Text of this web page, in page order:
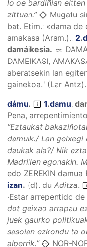
lo oe bardiñian
zittuan.”
Mugatu
bat. Etim.: «dama de
amakasa (Aram.).. 2.
damáikesia.
DAMEIKASI,
aberatsekin lan
gainekoa." (Lar Antz).
dámu. 1.damu,
Pena,
“Eztaukat
damuik./ Lan geixegi
daukak ala?/ Nik
Madrillen egonakin.
edo ZEREKIN damua
izan. (d). du Aditza.
·Estar arrepentido de
dot geixao arrapau
juek gaurko
sasoian ezkondu ta
alperrik.”
NOR-